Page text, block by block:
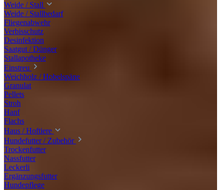
Weide / Stall
Weide / Stallbedarf
Fliegenabwehr
Verbisschutz
Desinfektion
Saatgut / Dünger
Stallapotheke
Einstreu
Weichholz / Hobelspäne
Granulat
Pellets
Stroh
Hanf
Flachs
Haus / Hoftiere
Hundefutter / Zubehör
Trockenfutter
Nassfutter
Leckerli
Ergänzungsfutter
Hundepflege